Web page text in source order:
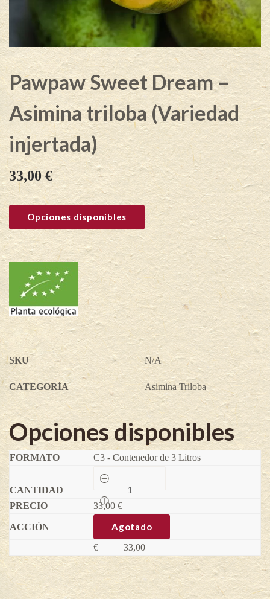
Pawpaw Sweet Dream –
Asimina triloba (Variedad
injertada)
33,00€
Opciones disponibles
SKU N/A
CATEGORÍA Asimina Triloba
Opciones disponibles
C3 - Contenedor de 3 Litros
Pawpaw
Sweet
Dream
-
Asimina
triloba
(Variedad
injertada)
quantity
33,00 €
Agotado
€ 33,00